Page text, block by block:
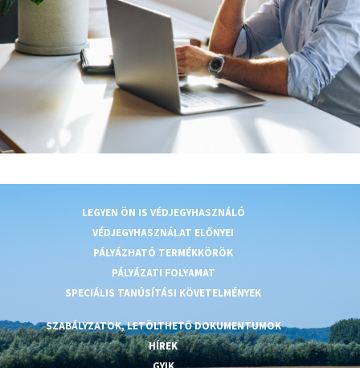
LEGYEN ÖN IS VÉDJEGYHASZNÁLÓ
VÉDJEGYHASZNÁLAT ELŐNYEI
PÁLYÁZHATÓ TERMÉKKÖRÖK
PÁLYÁZATI FOLYAMAT
SPECIÁLIS TANÚSÍTÁSI KÖVETELMÉNYEK
SZABÁLYZATOK, LETÖLTHETŐ DOKUMENTUMOK
HÍREK